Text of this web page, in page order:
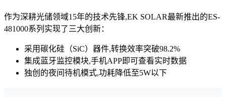
作为深耕光储领域15年的技术先锋,EK SOLAR最新推出的ES-
481000系列实现了三大创新：
采用碳化硅（SiC）器件,转换效率突破98.2%
集成蓝牙监控模块,手机APP即可查看实时数据
独创的夜间待机模式,功耗降低至5W以下